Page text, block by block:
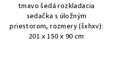
tmavo šedá rozkladacia
sedačka s úložným
priestorom, rozmery (šxhxv):
201 x 150 x 90 cm